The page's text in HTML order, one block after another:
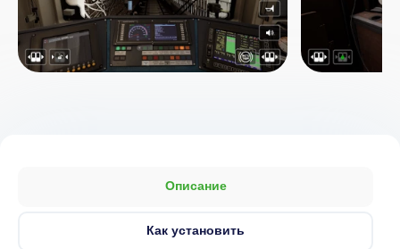
Описание
Как установить